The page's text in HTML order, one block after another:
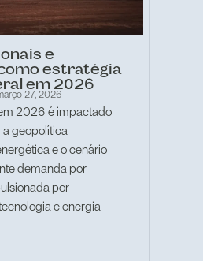
e
estratégia
em 2026
27, 2026
2026 é impactado
a geopolítica
e o cenário
demanda por
por
e energia